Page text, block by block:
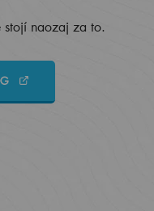
stojí naozaj za to.